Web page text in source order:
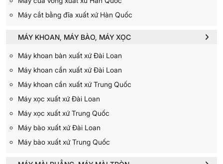
Máy cắt bằng đĩa xuất xứ Hàn Quốc
MÁY KHOAN, MÁY BÀO, MÁY XỌC
Máy khoan bàn xuất xứ Đài Loan
Máy khoan cần xuất xứ Đài Loan
Máy khoan cần xuất xứ Trung Quốc
Máy xọc xuất xứ Đài Loan
Máy xọc xuất xứ Trung Quốc
Máy bào xuất xứ Đài Loan
Máy bào xuất xứ Trung Quốc